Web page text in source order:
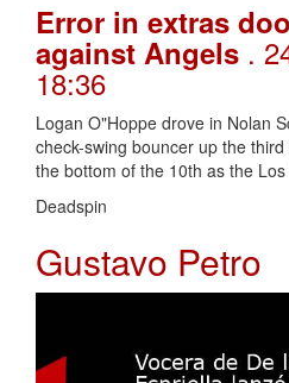
Error in extras
against Angels .
18:36
Logan O"Hoppe drove in Nolan
check-swing bouncer up the
the bottom of the 10th as the Los
Deadspin
Gustavo Petro